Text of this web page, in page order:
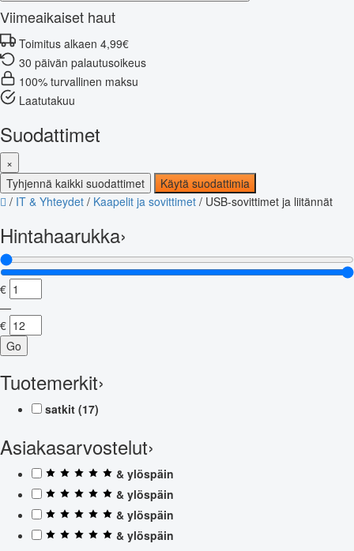
Viimeaikaiset haut
Toimitus alkaen 4,99€
30 päivän palautusoikeus
100% turvallinen maksu
Laatutakuu
Suodattimet
×
Tyhjennä kaikki suodattimet
Käytä suodattimia
/ IT & Yhteydet / Kaapelit ja sovittimet / USB-sovittimet ja liitännät
Hintahaarukka›
€
—
€
Go
Tuotemerkit›
satkit (17)
Asiakasarvostelut›
& ylöspäin
& ylöspäin
& ylöspäin
& ylöspäin